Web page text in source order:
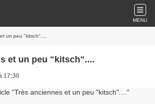
MENU
un peu "kitsch"....
et un peu "kitsch"....
17:30